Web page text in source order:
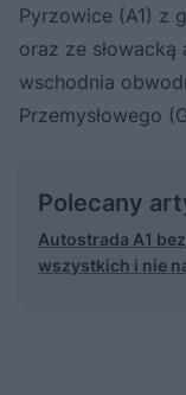
Pyrzowice (A1) z
oraz ze
wschodnia
Przemysłowego
Polecany
Autostrada A1
wszystkich i nie